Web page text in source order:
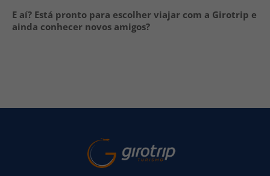
E aí? Está pronto para escolher viajar com a Girotrip e
ainda conhecer novos amigos?